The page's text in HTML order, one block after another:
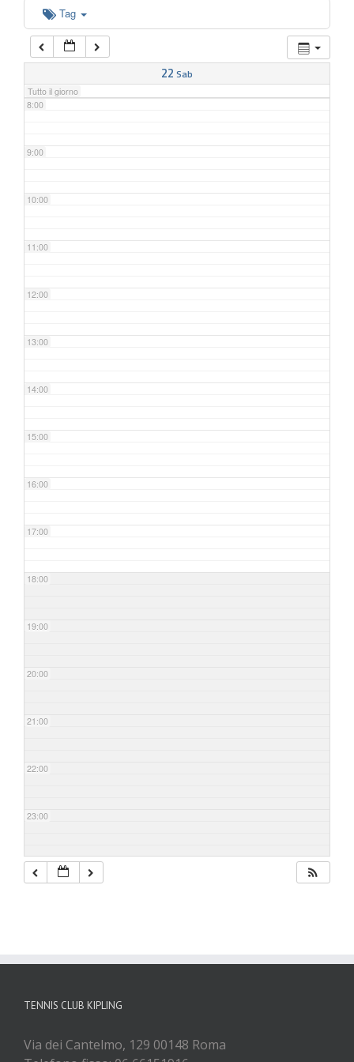
Tag
22 Sab
Tutto il giorno
6:00
7:00
8:00
9:00
10:00
11:00
12:00
13:00
14:00
15:00
16:00
17:00
18:00
19:00
20:00
21:00
22:00
23:00
TENNIS CLUB KIPLING
Via dei Cantelmo, 129 00148 Roma